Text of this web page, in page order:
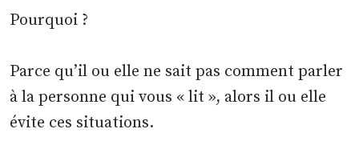
Pourquoi ?
Parce qu’il ou elle ne sait pas comment parler
à la personne qui vous « lit », alors il ou elle
évite ces situations.